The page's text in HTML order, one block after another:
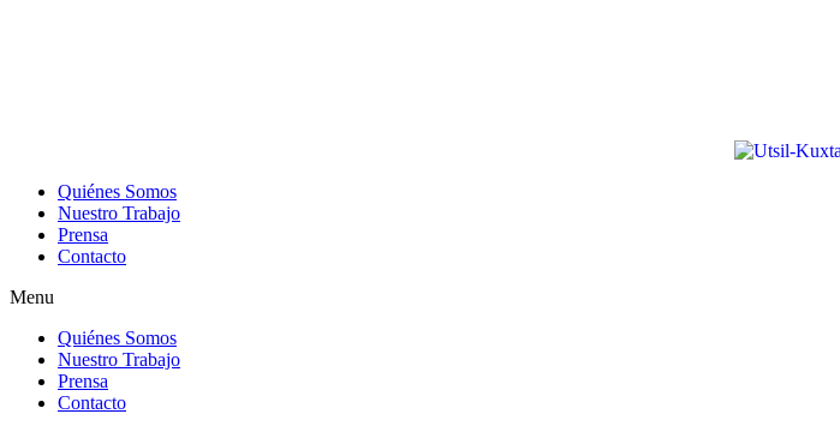
Quiénes Somos
Nuestro Trabajo
Prensa
Contacto
Menu
Quiénes Somos
Nuestro Trabajo
Prensa
Contacto